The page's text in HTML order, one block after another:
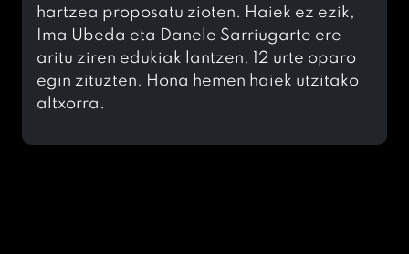
hartzea proposatu zioten. Haiek ez ezik,
Ima Ubeda eta Danele Sarriugarte ere
aritu ziren edukiak lantzen. 12 urte oparo
egin zituzten. Hona hemen haiek utzitako
altxorra.